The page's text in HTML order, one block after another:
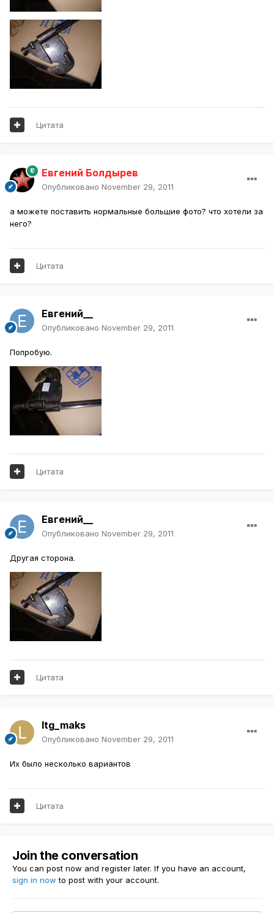
Цитата
Евгений Болдырев
Опубликовано November 29, 2011
а можете поставить нормальные большие фото? что хотели за
него?
Цитата
Евгений__
Опубликовано November 29, 2011
Попробую.
Цитата
Евгений__
Опубликовано November 29, 2011
Другая сторона.
Цитата
ltg_maks
Опубликовано November 29, 2011
Их было несколько вариантов
Цитата
Join the conversation
You can post now and register later. If you have an account,
sign in now to post with your account.